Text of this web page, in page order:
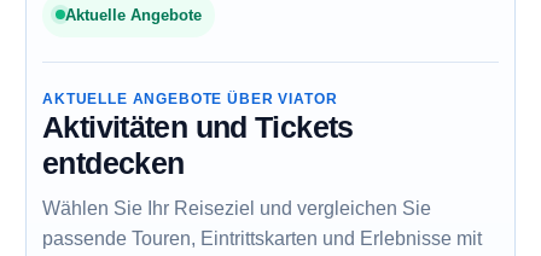
Aktuelle Angebote
AKTUELLE ANGEBOTE ÜBER VIATOR
Aktivitäten und Tickets
entdecken
Wählen Sie Ihr Reiseziel und vergleichen Sie
passende Touren, Eintrittskarten und Erlebnisse mit